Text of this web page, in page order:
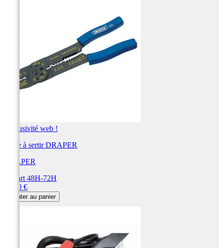
Exclusivité web !
Pince à sertir DRAPER
DRAPER
Départ 48H-72H
19,20 €
Ajouter au panier